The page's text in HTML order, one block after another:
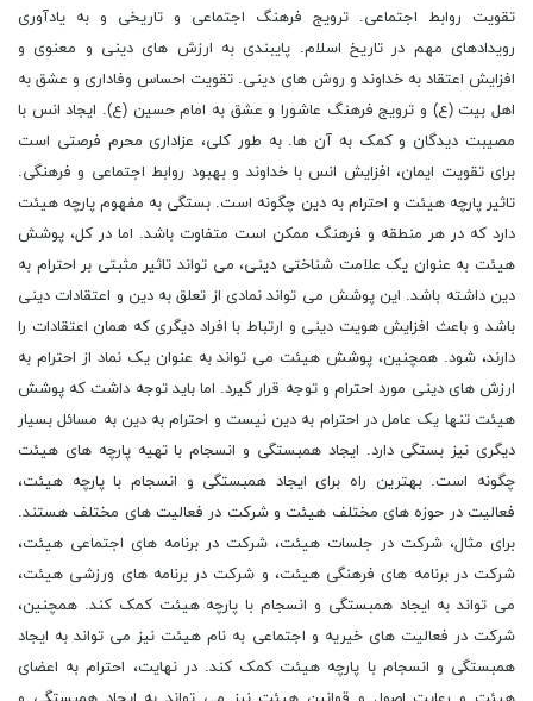
تقویت روابط اجتماعی. ترویج فرهنگ اجتماعی و تاریخی و به یادآوری
رویدادهای مهم در تاریخ اسلام. پایبندی به ارزش های دینی و معنوی و
افزایش اعتقاد به خداوند و روش های دینی. تقویت احساس وفاداری و عشق به
اهل بیت (ع) و ترویج فرهنگ عاشورا و عشق به امام حسین (ع). ایجاد انس با
مصیبت دیدگان و کمک به آن ها. به طور کلی، عزاداری محرم فرصتی است
برای تقویت ایمان، افزایش انس با خداوند و بهبود روابط اجتماعی و فرهنگی.
تاثیر پارچه هیئت و احترام به دین چگونه است. بستگی به مفهوم پارچه هیئت
دارد که در هر منطقه و فرهنگ ممکن است متفاوت باشد. اما در کل، پوشش
هیئت به عنوان یک علامت شناختی دینی، می تواند تاثیر مثبتی بر احترام به
دین داشته باشد. این پوشش می تواند نمادی از تعلق به دین و اعتقادات دینی
باشد و باعث افزایش هویت دینی و ارتباط با افراد دیگری که همان اعتقادات را
دارند، شود. همچنین، پوشش هیئت می تواند به عنوان یک نماد از احترام به
ارزش های دینی مورد احترام و توجه قرار گیرد. اما باید توجه داشت که پوشش
هیئت تنها یک عامل در احترام به دین نیست و احترام به دین به مسائل بسیار
دیگری نیز بستگی دارد. ایجاد همبستگی و انسجام با تهیه پارچه های هیئت
چگونه است. بهترین راه برای ایجاد همبستگی و انسجام با پارچه هیئت،
فعالیت در حوزه های مختلف هیئت و شرکت در فعالیت های مختلف هستند.
برای مثال، شرکت در جلسات هیئت، شرکت در برنامه های اجتماعی هیئت،
شرکت در برنامه های فرهنگی هیئت، و شرکت در برنامه های ورزشی هیئت،
می تواند به ایجاد همبستگی و انسجام با پارچه هیئت کمک کند. همچنین،
شرکت در فعالیت های خیریه و اجتماعی به نام هیئت نیز می تواند به ایجاد
همبستگی و انسجام با پارچه هیئت کمک کند. در نهایت، احترام به اعضای